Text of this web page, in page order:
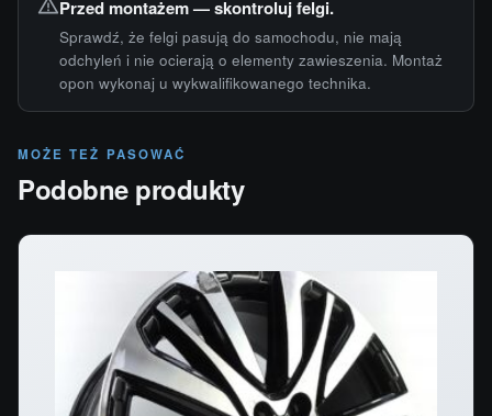
Przed montażem — skontroluj felgi.
Sprawdź, że felgi pasują do samochodu, nie mają
odchyleń i nie ocierają o elementy zawieszenia. Montaż
opon wykonaj u wykwalifikowanego technika.
MOŻE TEŻ PASOWAĆ
Podobne produkty